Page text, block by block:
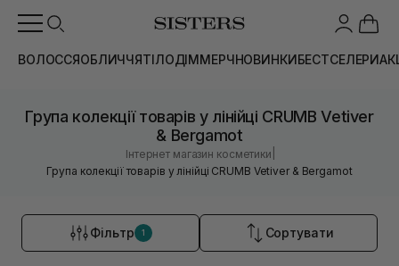
ВОЛОССЯОБЛИЧЧЯТІЛОДІММЕРЧНОВИНКИБЕСТСЕЛЕРИ
Група колекції товарів у лінійці CRUMB Vetiver
& Bergamot
Інтернет магазин косметики
Група колекції товарів у лінійці CRUMB Vetiver & Bergamot
Фільтр 1 Сортувати